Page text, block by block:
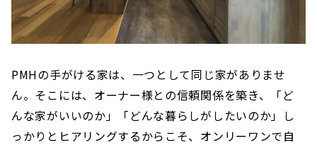
PMHの手がける家は、一つとして同じ家がありませ
ん。そこには、オーナー様との信頼関係を築き、「ど
んな家がいいのか」「どんな暮らしがしたいのか」し
っかりとヒアリングするからこそ、オンリーワンで自